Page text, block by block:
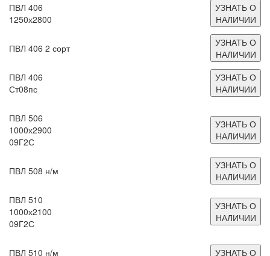
ПВЛ 406
1250х2800
УЗНАТЬ О
НАЛИЧИИ
ПВЛ 406 2 сорт
УЗНАТЬ О
НАЛИЧИИ
ПВЛ 406
Ст08пс
УЗНАТЬ О
НАЛИЧИИ
ПВЛ 506
1000х2900
09Г2С
УЗНАТЬ О
НАЛИЧИИ
ПВЛ 508 н/м
УЗНАТЬ О
НАЛИЧИИ
ПВЛ 510
1000х2100
09Г2С
УЗНАТЬ О
НАЛИЧИИ
ПВЛ 510 н/м
УЗНАТЬ О